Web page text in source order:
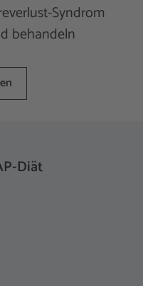
Syndrom
behandeln
Diät